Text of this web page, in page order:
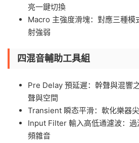
亮一鍵切換
Macro 主強度滑塊：對應三種模
射強弱
四混音輔助工具組
Pre Delay 預延遲：幹聲與混響
聲與空間
Transient 瞬态平滑：軟化樂器
Input Filter 輸入高低通濾波：
頻雜音